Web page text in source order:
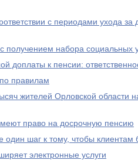
с периодами ухода за
получением набора социальных
доплаты к пенсии:
правилам
жителей Орловской области
право на досрочную пенсию
шаг к тому, чтобы клиентам
электронные услуги